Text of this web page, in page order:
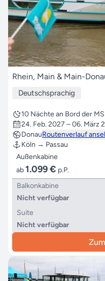
Rhein, Main & Main-
Deutschsprachig
10 Nächte an Bord der
24. Feb. 2027 – 06. März
DonauRoutenverlauf
Köln → Passau
Außenkabine
ab1.099 € p.P.
Balkonkabine
Nicht verfügbar
Suite
Nicht verfügbar